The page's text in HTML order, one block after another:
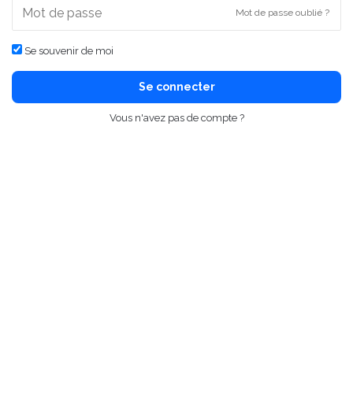
Mot de passe oublié ?
Se souvenir de moi
Se connecter
Vous n'avez pas de compte ?